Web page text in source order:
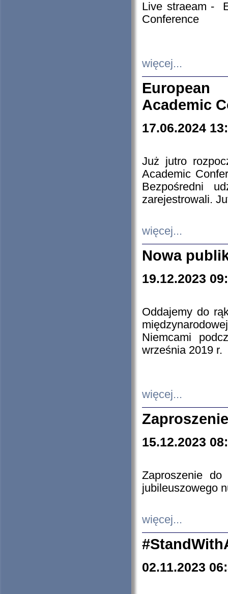
Live straeam -
Conference
więcej...
European
Academic
17.06.2024
Już jutro
Academic
Bezpośredni
zarejestrowali.
więcej...
Nowa
19.12.2023
Oddajemy do
Niemcami
września 2019 r.
więcej...
15.12.2023
Zaproszenie do
jubileuszowego
więcej...
02.11.2023